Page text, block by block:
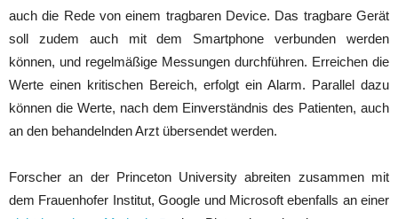
auch die Rede von einem tragbaren Device. Das tragbare Gerät
soll zudem auch mit dem Smartphone verbunden werden
können, und regelmäßige Messungen durchführen. Erreichen die
Werte einen kritischen Bereich, erfolgt ein Alarm. Parallel dazu
können die Werte, nach dem Einverständnis des Patienten, auch
an den behandelnden Arzt übersendet werden.
Forscher an der Princeton University abreiten zusammen mit
dem Frauenhofer Institut, Google und Microsoft ebenfalls an einer